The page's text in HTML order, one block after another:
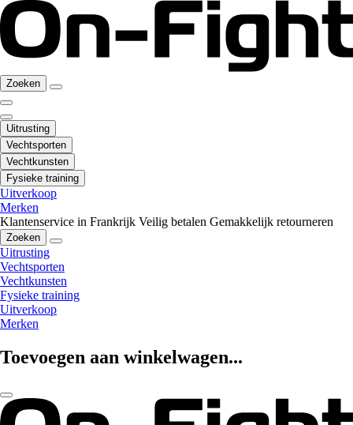
Zoeken
Uitrusting
Vechtsporten
Vechtkunsten
Fysieke training
Uitverkoop
Merken
Klantenservice in Frankrijk Veilig betalen Gemakkelijk retourneren
Zoeken
Uitrusting
Vechtsporten
Vechtkunsten
Fysieke training
Uitverkoop
Merken
Toevoegen aan winkelwagen...